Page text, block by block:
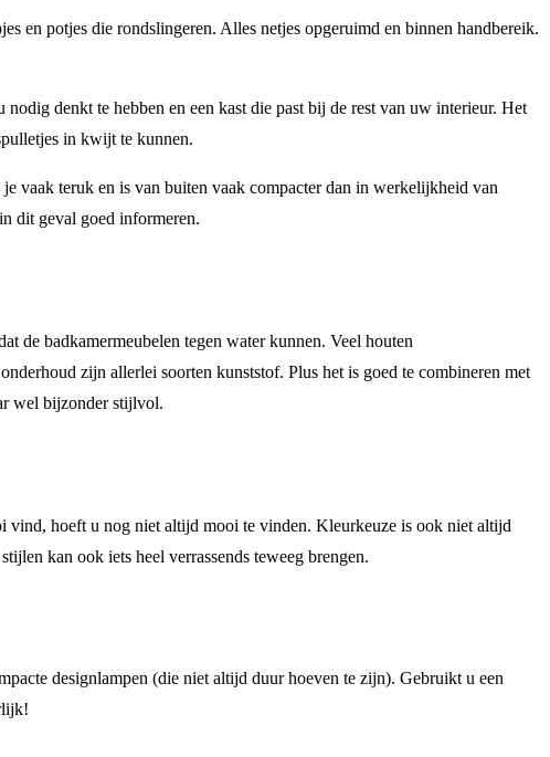
en potjes die rondslingeren. Alles netjes opgeruimd en binnen handbereik.
denkt te hebben en een kast die past bij de rest van uw interieur. Het
in kwijt te kunnen.
vaak teruk en is van buiten vaak compacter dan in werkelijkheid van
dit geval goed informeren.
de badkamermeubelen tegen water kunnen. Veel houten
zijn allerlei soorten kunststof. Plus het is goed te combineren met
wel bijzonder stijlvol.
vind, hoeft u nog niet altijd mooi te vinden. Kleurkeuze is ook niet altijd
kan ook iets heel verrassends teweeg brengen.
designlampen (die niet altijd duur hoeven te zijn). Gebruikt u een